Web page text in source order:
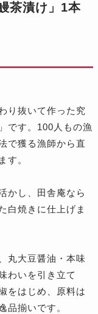
茶漬け」1本
り抜いて作った究
です。100人もの漁
で獲る漁師から直
す。
かし、田舎庵なら
白焼きに仕上げま
丸大豆醤油・本味
わいを引き立て
をはじめ、原料は
品揃いです。